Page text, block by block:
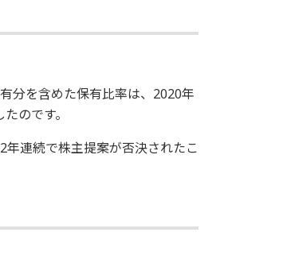
分を含めた保有比率は、2020年
のです。
年連続で株主提案が否決されたこ